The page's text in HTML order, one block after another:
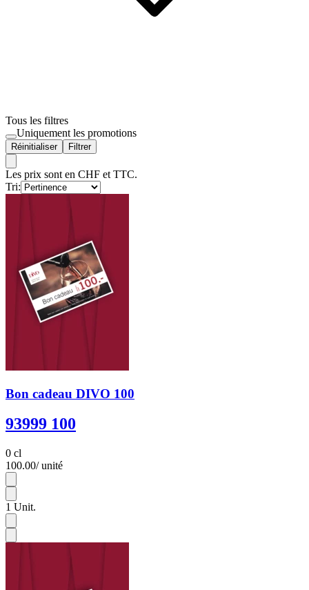
Tous les filtres
Uniquement les promotions
Réinitialiser Filtrer
Les prix sont en CHF et TTC.
Tri:
Bon cadeau DIVO 100
93999 100
0 cl
100.00/ unité
1 Unit.